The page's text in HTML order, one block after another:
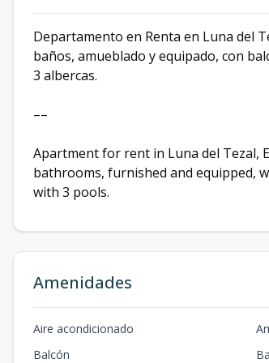
Departamento en Renta en Luna del
baños, amueblado y equipado, con
3 albercas.
––
Apartment for rent in Luna del Tezal,
bathrooms, furnished and equipped,
with 3 pools.
Amenidades
Aire acondicionado
Balcón